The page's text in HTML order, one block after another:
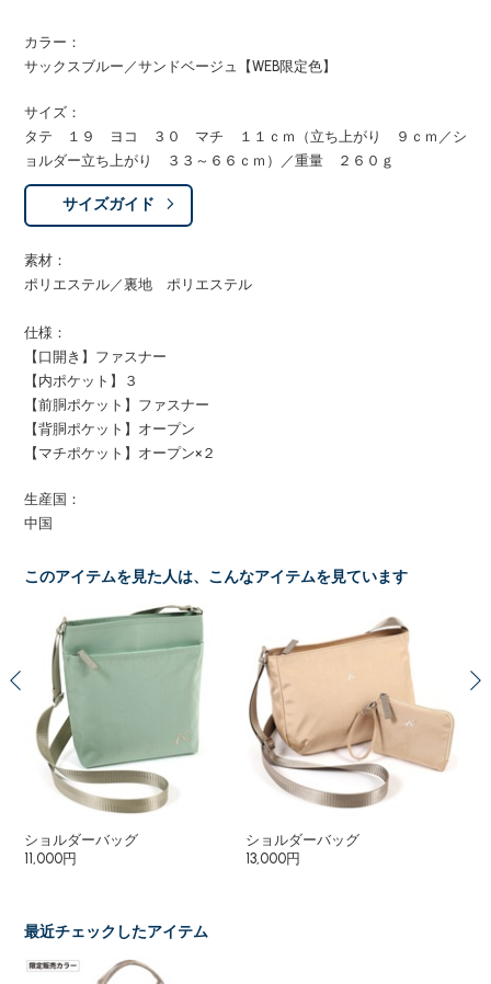
カラー：
サックスブルー／サンドベージュ【WEB限定色】
サイズ：
タテ １９ ヨコ ３０ マチ １１ｃｍ（立ち上がり ９ｃｍ／シ
ョルダー立ち上がり ３３～６６ｃｍ）／重量 ２６０ｇ
サイズガイド
素材：
ポリエステル／裏地 ポリエステル
仕様：
【口開き】ファスナー
【内ポケット】３
【前胴ポケット】ファスナー
【背胴ポケット】オープン
【マチポケット】オープン×２
生産国：
中国
このアイテムを見た人は、こんなアイテムを見ています
ショルダーバッグ
11,000円
ショルダーバッグ
13,000円
最近チェックしたアイテム